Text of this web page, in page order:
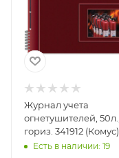
Журнал учета
огнетушителей, 50л.,
гориз. 341912 (Комус)
Есть в наличии: 19